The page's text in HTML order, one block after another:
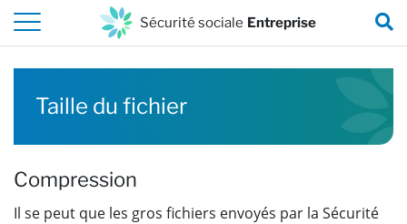
Vers le contenu de cette page
Sécurité sociale Entreprise
Taille du fichier
Compression
Il se peut que les gros fichiers envoyés par la Sécurité